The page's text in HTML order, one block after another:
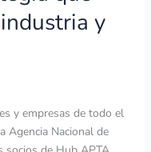
y
y empresas de todo el
Agencia Nacional de